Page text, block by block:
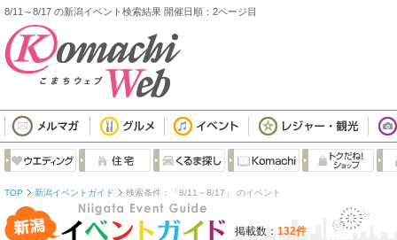
8/11～8/17 の新潟イベント検索結果 開催日順：2ページ目
TOP 新潟イベントガイド 検索条件：「8/11～8/17」 のイベント
掲載数： 132件